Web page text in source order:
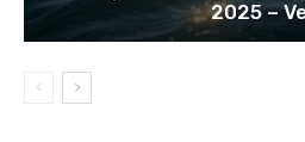
2025 –